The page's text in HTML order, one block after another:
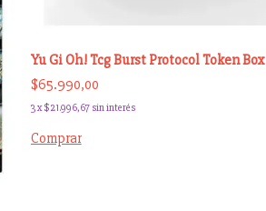
Yu Gi Oh! Tcg Burst Protocol Token Box
$65.990,00
3x$21.996,67 sin interés